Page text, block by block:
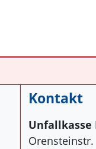
Kontakt
Unfallkasse
Orensteinstr.